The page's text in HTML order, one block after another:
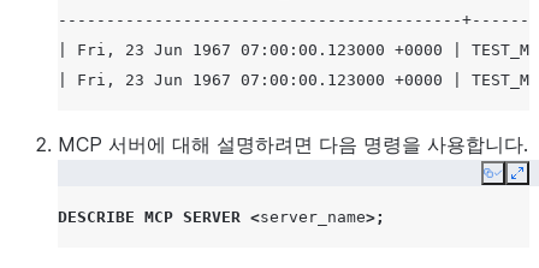
import
json
calculate_values (x: float , y float -> dict :
Calculates the product and sum of two numbers and
The dictionary is converted to a VARIANT (JSON) in
product
= x * y
------------------------------------------
| Fri, 23 Jun 1967 07:00:00.123000 +0000 |
| Fri, 23 Jun 1967 07:00:00.123000 +0000 |
MCP 서버에 대해 설명하려면 다음 명령을 사용합니다.
Copy
DESCRIBE MCP SERVER <server_name>;